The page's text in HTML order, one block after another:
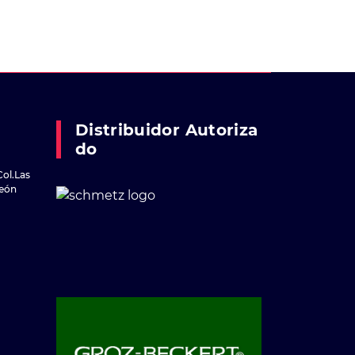
Distribuidor Autoriza
Do